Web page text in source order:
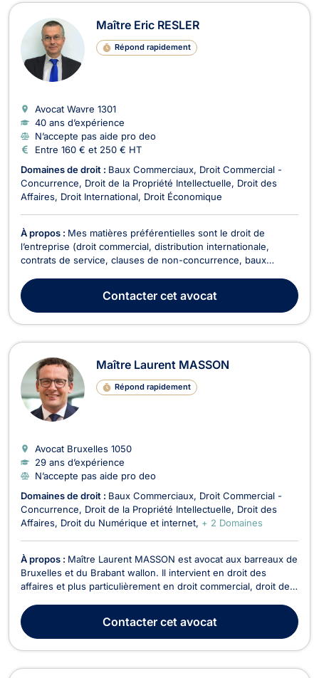
Maître Eric RESLER
Répond rapidement
Avocat Wavre 1301
40 ans d’expérience
N’accepte pas aide pro deo
Entre 160 € et 250 € HT
Domaines de droit : Baux Commerciaux Droit Commercial -
Concurrence
Droit de la Propriété Intellectuelle
Droit des
Affaires Droit International Droit Économique
À propos : Mes matières préférentielles sont le droit de
l’entreprise (droit commercial, distribution internationale,
contrats de service, clauses de non-concurrence, baux
commerce, garanties telles que cautionnement et gage sur
fonds de commerce, ...), la propriété intellectuelle ...
Contactercet avocat
Maître Laurent MASSON
Répond rapidement
Avocat Bruxelles 1050
29 ans d’expérience
N’accepte pas aide pro deo
Domaines de droit : Baux Commerciaux Droit Commercial -
Concurrence
Droit de la Propriété Intellectuelle
Droit des
Affaires Droit du Numérique et internet + 2 Domaines
À propos : Maître Laurent MASSON est avocat aux barreaux de
Bruxelles et du Brabant wallon. Il intervient en droit des
affaires et plus particulièrement en droit commercial, droit de
numérique, et en droit de la protection des données
personnelles (RGPD). Il exerce en droit co...
Contactercet avocat